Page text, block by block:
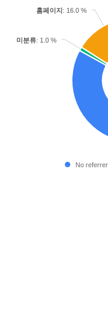
미분류: 1.0 %
홈페이지: 16.0 %
No referrer